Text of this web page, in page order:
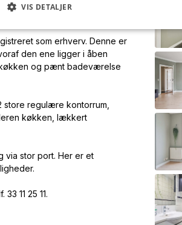
tagterrasse. Generelt
et skønt lysindfald.
som erhverv. Denne er
den ene ligger i åben
og pænt badeværelse
regulære kontorrum,
køkken, lækkert
via stor port. Her er et
11 25 11.
VIS DETALJER